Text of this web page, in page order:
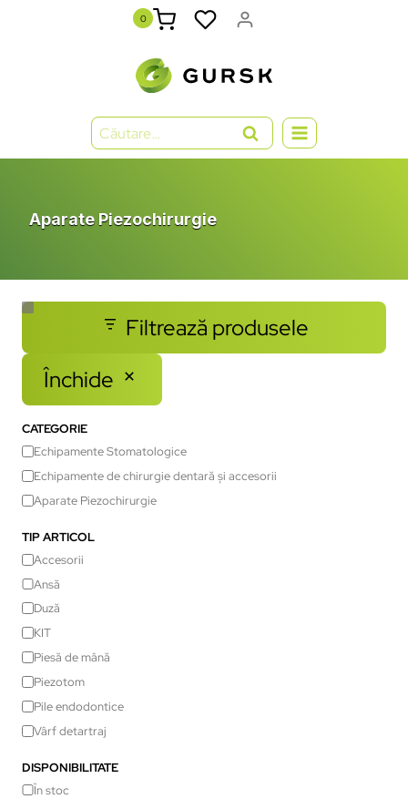
0
Aparate Piezochirurgie
Filtrează produsele
Închide
CATEGORIE
Echipamente Stomatologice
Echipamente de chirurgie dentară și accesorii
Aparate Piezochirurgie
TIP ARTICOL
Accesorii
Ansă
Duză
KIT
Piesă de mână
Piezotom
Pile endodontice
Vârf detartraj
DISPONIBILITATE
În stoc